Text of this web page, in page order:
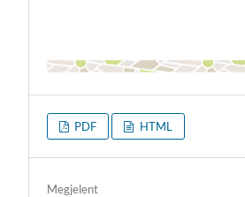
PDF HTML
Megjelent